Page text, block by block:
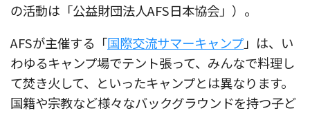
の活動は「公益財団法人AFS日本協会」）。
AFSが主催する「国際交流サマーキャンプ」は、い
わゆるキャンプ場でテント張って、みんなで料理し
て焚き火して、といったキャンプとは異なります。
国籍や宗教など様々なバックグラウンドを持つ子ど